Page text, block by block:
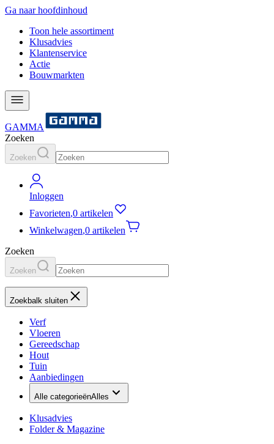
Ga naar hoofdinhoud
Toon hele assortiment
Klusadvies
Klantenservice
Actie
Bouwmarkten
GAMMA
Zoeken
Zoeken
Inloggen
Favorieten,0 artikelen
Winkelwagen,0 artikelen
Zoeken
Zoeken
Zoekbalk sluiten
Verf
Vloeren
Gereedschap
Hout
Tuin
Aanbiedingen
Alle categorieënAlles
Klusadvies
Folder & Magazine